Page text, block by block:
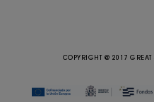
COPYRIGHT @ 2017 GREAT